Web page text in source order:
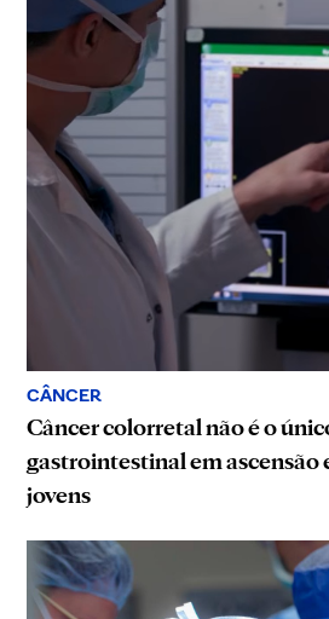
CÂNCER
Câncer colorretal não é o
gastrointestinal em ascensão
jovens